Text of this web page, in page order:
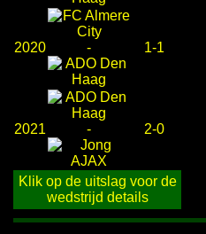
2020 - 1-1
2021 - 2-0
Klik op de uitslag voor de
wedstrijd details